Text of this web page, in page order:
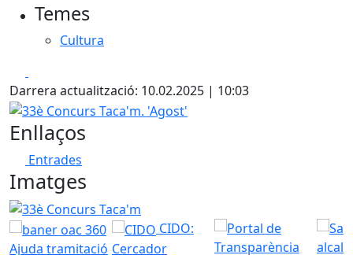
Temes
Cultura
Darrera actualització: 10.02.2025 | 10:03
33è Concurs Taca'm. 'Agost'
Enllaços
Entrades
Imatges
33è Concurs Taca'm
Ajuda tramitació
CIDO:
Cercador